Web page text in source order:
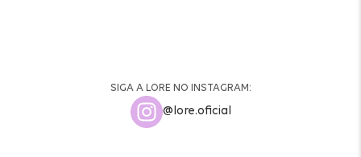
SIGA A LORE NO INSTAGRAM:
@lore.oficial